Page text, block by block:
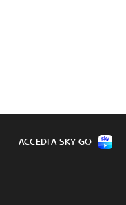
ACCEDI A SKY GO